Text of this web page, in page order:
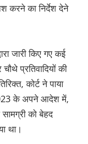
करने का निर्देश देने
जारी किए गए कई
प्रतिवाद‌ियों की
कोर्ट ने पाया
के अपने आदेश में,
को बेहद
था।